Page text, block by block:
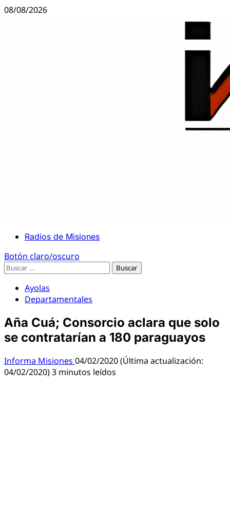
Ir
08/08/2026
MenúRadios de Misiones
Botón claro/oscuro
Buscar:
Ayolas
Departamentales
Aña Cuá; Consorcio aclara que solo
se contratarían a 180 paraguayos
Informa Misiones 04/02/2020 (Última actualización:
04/02/2020)3 minutos leídos